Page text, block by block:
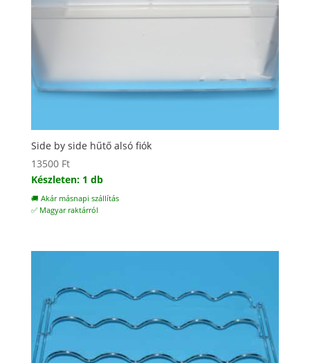
Side by side hűtő alsó fiók
13500 Ft
Készleten: 1 db
🚚 Akár másnapi szállítás
✅ Magyar raktárról